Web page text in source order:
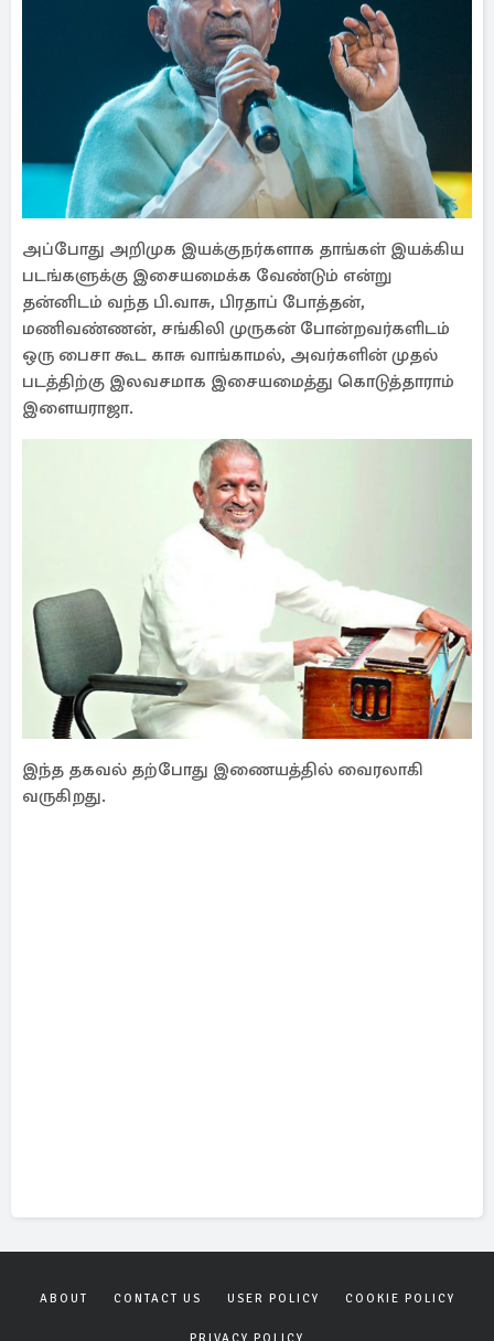
அப்போது அறிமுக இயக்குநர்களாக தாங்கள் இயக்கிய
படங்களுக்கு இசையமைக்க வேண்டும் என்று
தன்னிடம் வந்த பி.வாசு, பிரதாப் போத்தன்,
மணிவண்ணன், சங்கிலி முருகன் போன்றவர்களிடம்
ஒரு பைசா கூட காசு வாங்காமல், அவர்களின் முதல்
படத்திற்கு இலவசமாக இசையமைத்து கொடுத்தாராம்
இளையராஜா.
இந்த தகவல் தற்போது இணையத்தில் வைரலாகி
வருகிறது.
ABOUT CONTACT US USER POLICY COOKIE POLICY